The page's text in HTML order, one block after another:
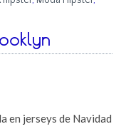
en jerseys de Navidad